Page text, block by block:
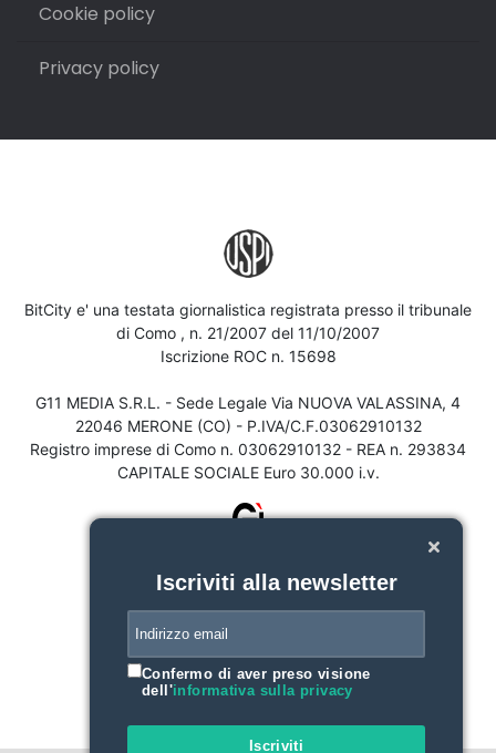
Cookie policy
Privacy policy
BitCity e' una testata giornalistica registrata presso il tribunale
di Como , n. 21/2007 del 11/10/2007
Iscrizione ROC n. 15698
G11 MEDIA S.R.L. - Sede Legale Via NUOVA VALASSINA, 4
22046 MERONE (CO) - P.IVA/C.F.03062910132
Registro imprese di Como n. 03062910132 - REA n. 293834
CAPITALE SOCIALE Euro 30.000 i.v.
Iscriviti alla newsletter
Confermo di aver preso visione
dell'informativa sulla privacy
Iscriviti